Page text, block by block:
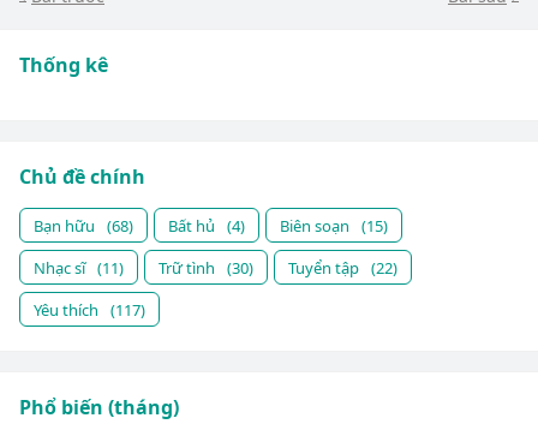
Thống kê
Chủ đề chính
Bạn hữu (68) Bất hủ (4) Biên soạn
(15)
Nhạc sĩ (11) Trữ tình (30) Tuyển tập (22)
Yêu thích
(117)
Phổ biến (tháng)